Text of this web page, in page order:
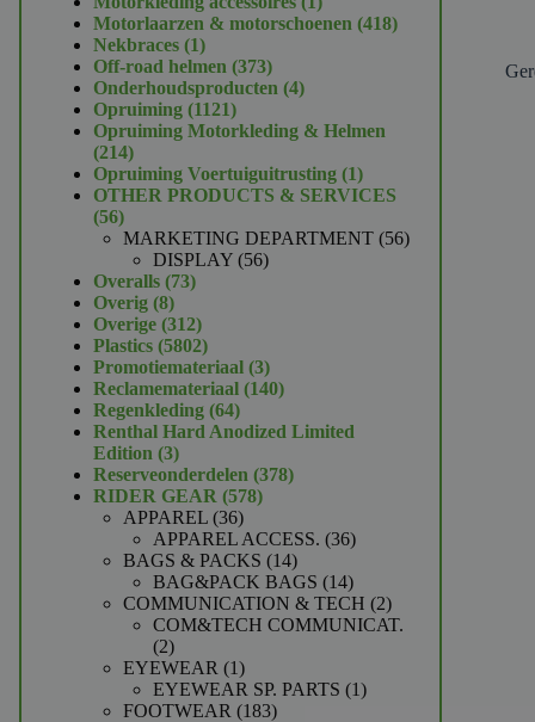
product
Motorlaarzen & motorschoenen 418418
Nekbraces 11
product
Off-road helmen 373373
producten
Onderhoudsproducten 44
Opruiming 11211121
producten
Opruiming Motorkleding & Helmen
214214
producten
Opruiming Voertuiguitrusting 11
product
OTHER PRODUCTS & SERVICES
5656
producten
MARKETING DEPARTMENT 5656
DISPLAY 5656
Overalls 7373
Overig 88
producten
Overige 312312
producten
Plastics 58025802
producten
Promotiemateriaal 33
producten
Reclamemateriaal 140140
Regenkleding 6464
producten
Renthal Hard Anodized Limited
Edition 33
producten
Reserveonderdelen 378378
RIDER GEAR 578578
APPAREL 3636
producten
APPAREL ACCESS. 3636
BAGS & PACKS 1414
producten
BAG&PACK BAGS 1414
producten
COMMUNICATION & TECH 22
producten
COM&TECH COMMUNICAT.
22
producten
EYEWEAR 11
product
EYEWEAR SP. PARTS 11
FOOTWEAR 183183